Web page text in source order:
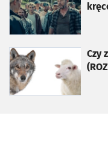
Czy
otworzy się w nowej